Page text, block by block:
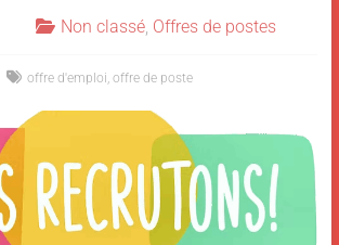
Non classé, Offres de postes
offre d'emploi, offre de poste